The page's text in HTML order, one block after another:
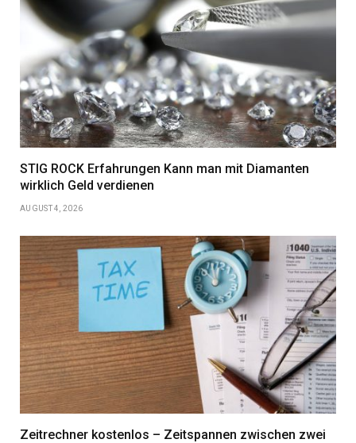
STIG ROCK Erfahrungen Kann man mit Diamanten
wirklich Geld verdienen
AUGUST 4, 2026
Zeitrechner kostenlos – Zeitspannen zwischen zwei